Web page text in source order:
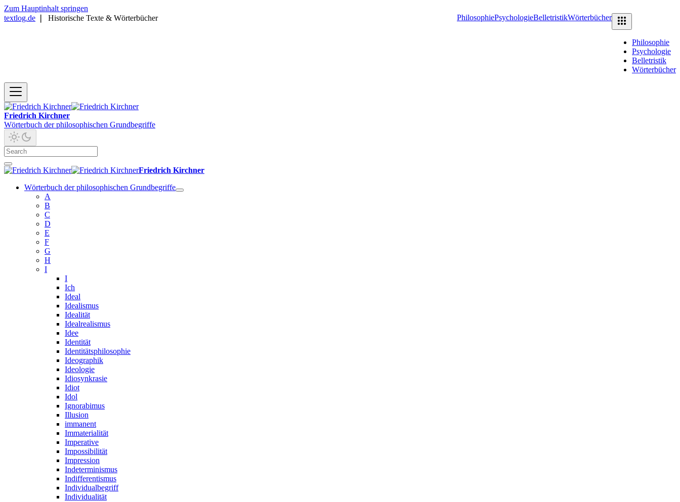
Zum Hauptinhalt springen
textlog.de
Historische Texte & Wörterbücher PhilosophiePsychologieBelletristikWörterbücher
Philosophie
Psychologie
Belletristik
Wörterbücher
Friedrich Kirchner
Wörterbuch der philosophischen Grundbegriffe
Friedrich Kirchner
Wörterbuch der philosophischen Grundbegriffe
A
B
C
D
E
F
G
H
I
I
Ich
Ideal
Idealismus
Idealität
Idealrealismus
Idee
Identität
Identitätsphilosophie
Ideographik
Ideologie
Idiosynkrasie
Idiot
Idol
Ignorabimus
Illusion
immanent
Immaterialität
Imperative
Impossibilität
Impression
Indeterminismus
Indifferentismus
Individualbegriff
Individualität